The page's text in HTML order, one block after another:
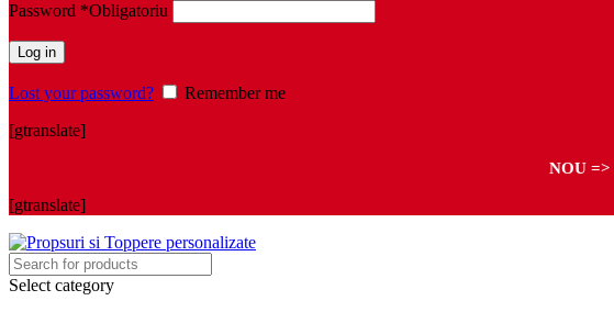
Password *Obligatoriu
Log in
Lost your password?
Remember me
[gtranslate]
NOU =>
[gtranslate]
Select category